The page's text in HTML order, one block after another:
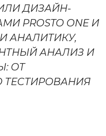
ДИЗАЙН-
PROSTO ONE И
АНАЛИТИКУ,
АНАЛИЗ И
ОТ